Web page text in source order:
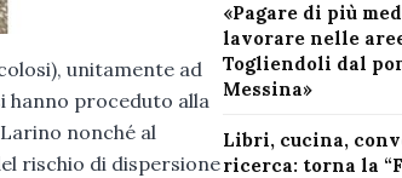
unitamente ad
hanno proceduto alla
nonché al
rischio di dispersione
«Pagare di più
lavorare nelle
Togliendoli dal
Messina»
Libri, cucina,
ricerca: torna la